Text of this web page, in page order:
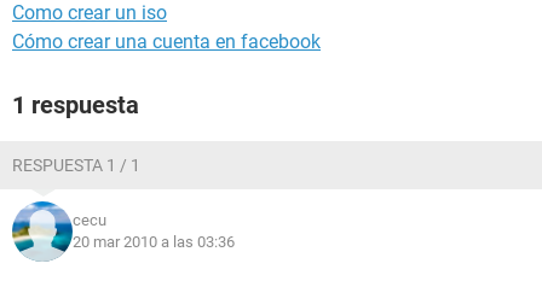
Como crear un iso
Cómo crear una cuenta en facebook
1 respuesta
RESPUESTA 1 / 1
cecu
20 mar 2010 a las 03:36